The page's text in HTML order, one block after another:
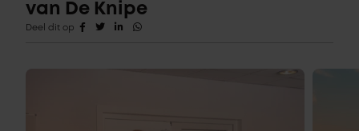
van De Knipe
Deel dit op